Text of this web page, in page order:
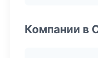
Компании в